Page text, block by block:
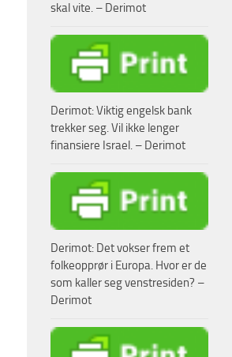
skal vite. – Derimot
Derimot: Viktig engelsk bank
trekker seg. Vil ikke lenger
finansiere Israel. – Derimot
Derimot: Det vokser frem et
folkeopprør i Europa. Hvor er de
som kaller seg venstresiden? –
Derimot